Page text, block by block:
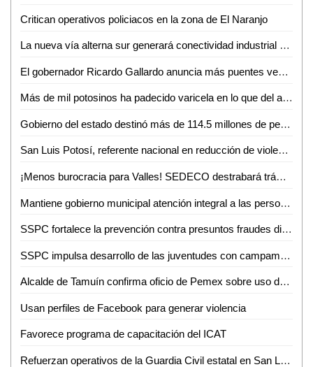
Critican operativos policiacos en la zona de El Naranjo
La nueva vía alterna sur generará conectividad industrial en SLP
El gobernador Ricardo Gallardo anuncia más puentes vehiculares para la zona metropolitana
Más de mil potosinos ha padecido varicela en lo que del año
Gobierno del estado destinó más de 114.5 millones de pesos en créditos durante junio
San Luis Potosí, referente nacional en reducción de violencia
¡Menos burocracia para Valles! SEDECO destrabará trámites para empresarios
Mantiene gobierno municipal atención integral a las personas adultas mayores durante junio
SSPC fortalece la prevención contra presuntos fraudes digitales
SSPC impulsa desarrollo de las juventudes con campamento de verano 2026
Alcalde de Tamuín confirma oficio de Pemex sobre uso de explosivos para actividades petroleras
Usan perfiles de Facebook para generar violencia
Favorece programa de capacitación del ICAT
Refuerzan operativos de la Guardia Civil estatal en San Luis Potosí